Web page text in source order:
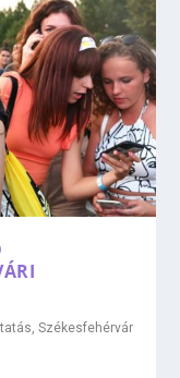
,Székesfehérvár